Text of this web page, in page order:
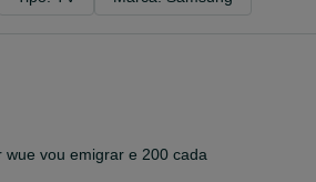
wue vou emigrar e 200 cada